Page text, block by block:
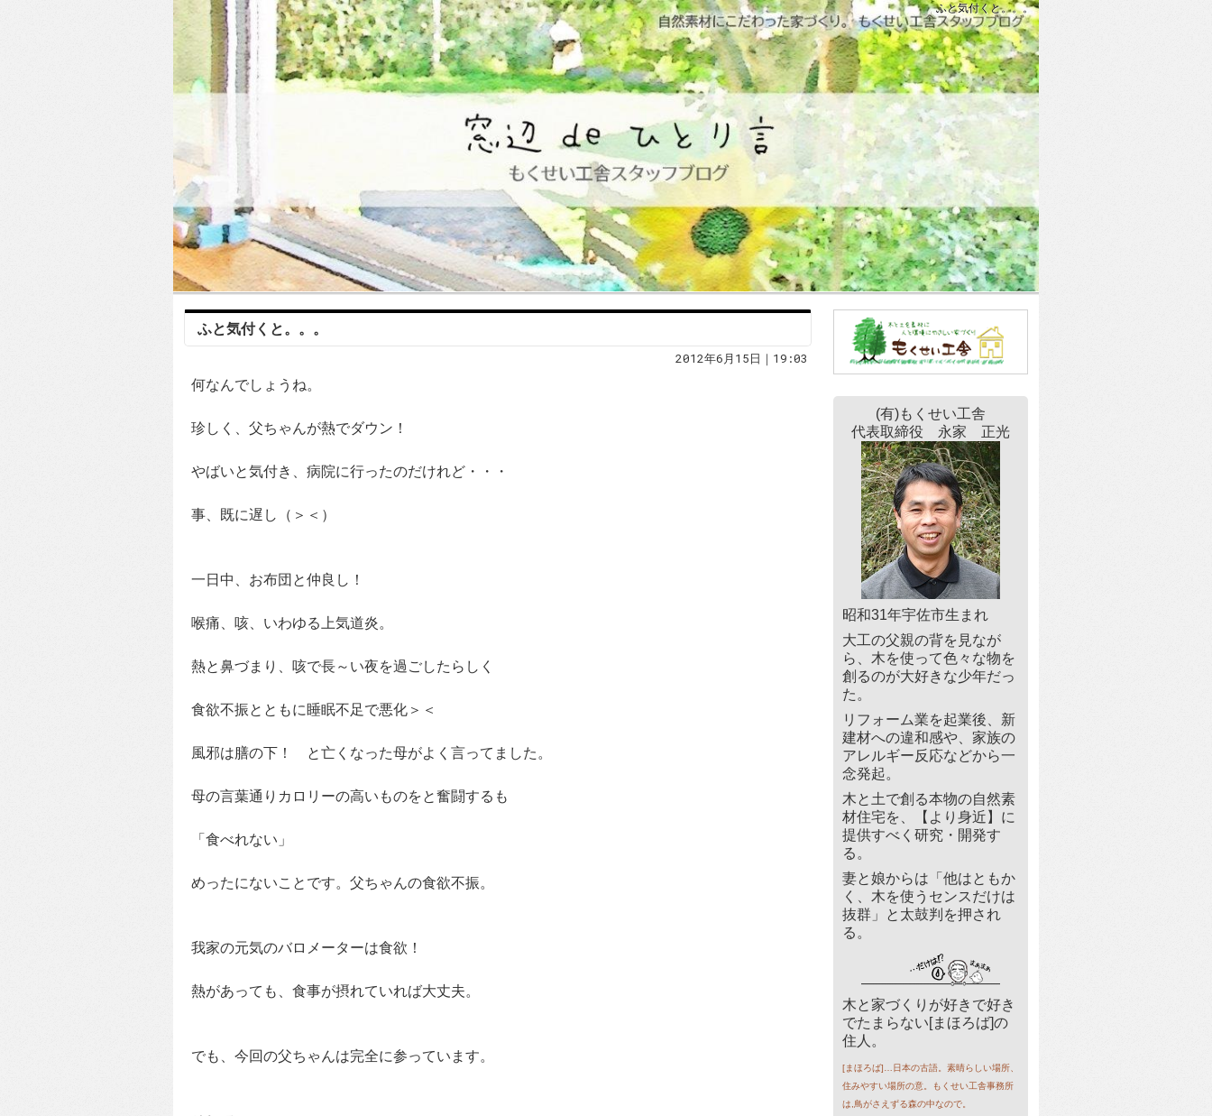
ふと気付くと。。。
ふと気付くと。。。
2012年6月15日｜19:03
何なんでしょうね。
珍しく、父ちゃんが熱でダウン！
やばいと気付き、病院に行ったのだけれど・・・
事、既に遅し（＞＜）
一日中、お布団と仲良し！
喉痛、咳、いわゆる上気道炎。
熱と鼻づまり、咳で長～い夜を過ごしたらしく
食欲不振とともに睡眠不足で悪化＞＜
風邪は膳の下！ と亡くなった母がよく言ってました。
母の言葉通りカロリーの高いものをと奮闘するも
「食べれない」
めったにないことです。父ちゃんの食欲不振。
我家の元気のバロメーターは食欲！
熱があっても、食事が摂れていれば大丈夫。
でも、今回の父ちゃんは完全に参っています。
(有)もくせい工舎
代表取締役 永家 正光
昭和31年宇佐市生まれ
大工の父親の背を見なが
ら、木を使って色々な物を
創るのが大好きな少年だっ
た。
リフォーム業を起業後、新
建材への違和感や、家族の
アレルギー反応などから一
念発起。
木と土で創る本物の自然素
材住宅を、【より身近】に
提供すべく研究・開発す
る。
妻と娘からは「他はともか
く、木を使うセンスだけは
抜群」と太鼓判を押され
る。
木と家づくりが好きで好き
でたまらない[まほろば]の
住人。
[まほろば]…日本の古語。素晴らしい場所、
住みやすい場所の意。もくせい工舎事務所
は,鳥がさえずる森の中なので。